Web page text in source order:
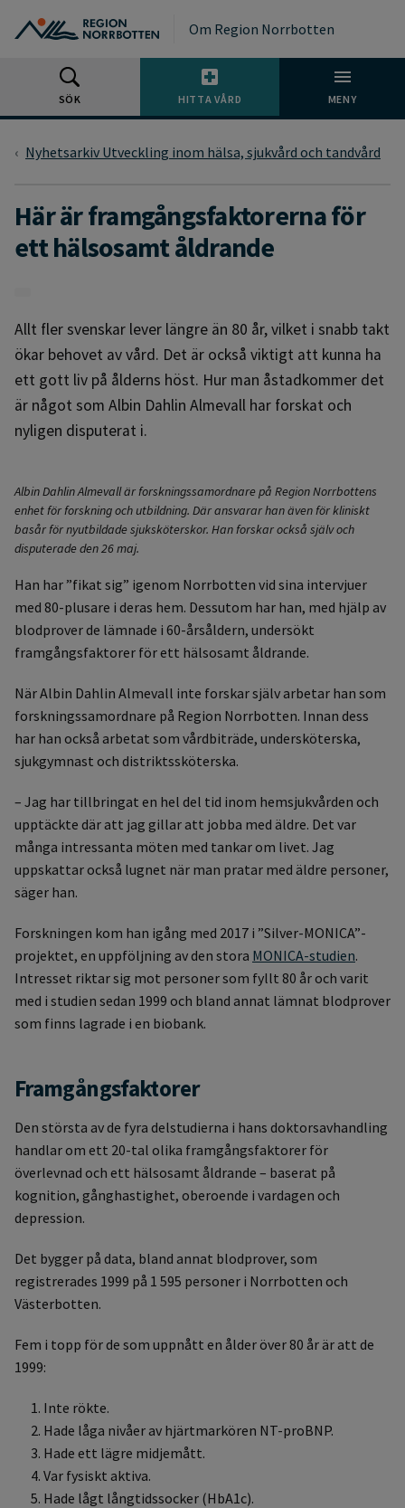
Om Region Norrbotten
SÖK HITTA VÅRD MENY
Nyhetsarkiv Utveckling inom hälsa, sjukvård och tandvård
Här är framgångsfaktorerna för
ett hälsosamt åldrande
Allt fler svenskar lever längre än 80 år, vilket i snabb takt
ökar behovet av vård. Det är också viktigt att kunna ha
ett gott liv på ålderns höst. Hur man åstadkommer det
är något som Albin Dahlin Almevall har forskat och
nyligen disputerat i.
Albin Dahlin Almevall är forskningssamordnare på Region Norrbottens
enhet för forskning och utbildning. Där ansvarar han även för kliniskt
basår för nyutbildade sjuksköterskor. Han forskar också själv och
disputerade den 26 maj.
Han har ”fikat sig” igenom Norrbotten vid sina intervjuer
med 80-plusare i deras hem. Dessutom har han, med hjälp av
blodprover de lämnade i 60-årsåldern, undersökt
framgångsfaktorer för ett hälsosamt åldrande.
När Albin Dahlin Almevall inte forskar själv arbetar han som
forskningssamordnare på Region Norrbotten. Innan dess
har han också arbetat som vårdbiträde, undersköterska,
sjukgymnast och distriktssköterska.
– Jag har tillbringat en hel del tid inom hemsjukvården och
upptäckte där att jag gillar att jobba med äldre. Det var
många intressanta möten med tankar om livet. Jag
uppskattar också lugnet när man pratar med äldre personer,
säger han.
Forskningen kom han igång med 2017 i ”Silver-MONICA”-
projektet, en uppföljning av den stora MONICA-studien.
Intresset riktar sig mot personer som fyllt 80 år och varit
med i studien sedan 1999 och bland annat lämnat blodprover
som finns lagrade i en biobank.
Framgångsfaktorer
Den största av de fyra delstudierna i hans doktorsavhandling
handlar om ett 20-tal olika framgångsfaktorer för
överlevnad och ett hälsosamt åldrande – baserat på
kognition, gånghastighet, oberoende i vardagen och
depression.
Det bygger på data, bland annat blodprover, som
registrerades 1999 på 1 595 personer i Norrbotten och
Västerbotten.
Fem i topp för de som uppnått en ålder över 80 år är att de
1999:
Inte rökte.
Hade låga nivåer av hjärtmarkören NT-proBNP.
Hade ett lägre midjemått.
Var fysiskt aktiva.
Hade lågt långtidssocker (HbA1c).